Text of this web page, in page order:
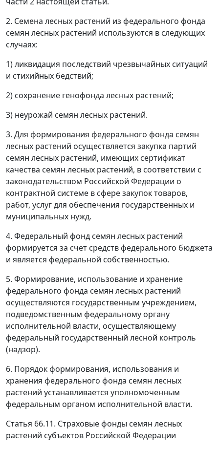
2. Семена лесных растений из федерального фонда
семян лесных растений используются в следующих
случаях:
1) ликвидация последствий чрезвычайных ситуаций
и стихийных бедствий;
2) сохранение генофонда лесных растений;
3) неурожай семян лесных растений.
3. Для формирования федерального фонда семян
лесных растений осуществляется закупка партий
семян лесных растений, имеющих сертификат
качества семян лесных растений, в соответствии с
законодательством Российской Федерации о
контрактной системе в сфере закупок товаров,
работ, услуг для обеспечения государственных и
муниципальных нужд.
4. Федеральный фонд семян лесных растений
формируется за счет средств федерального бюджета
и является федеральной собственностью.
5. Формирование, использование и хранение
федерального фонда семян лесных растений
осуществляются государственным учреждением,
подведомственным федеральному органу
исполнительной власти, осуществляющему
федеральный государственный лесной контроль
(надзор).
6. Порядок формирования, использования и
хранения федерального фонда семян лесных
растений устанавливается уполномоченным
федеральным органом исполнительной власти.
Статья 66.11. Страховые фонды семян лесных
растений субъектов Российской Федерации